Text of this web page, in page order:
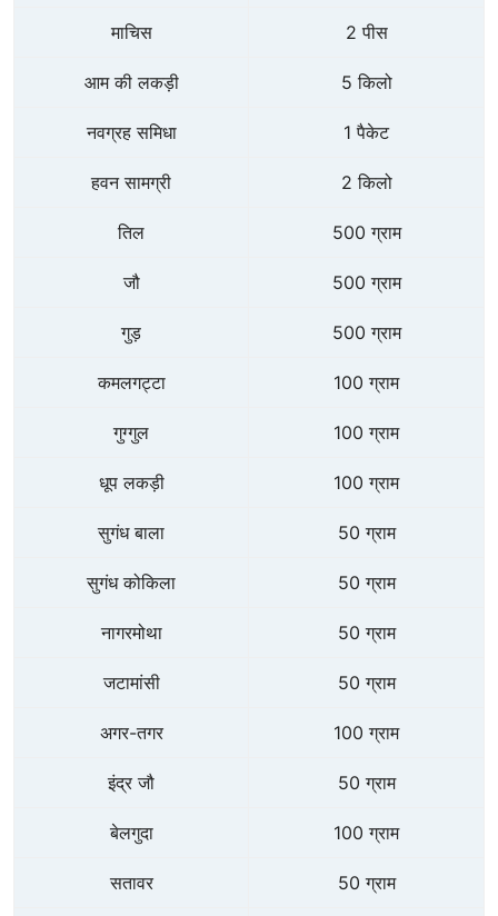
माचिस 2 पीस
आम की लकड़ी 5 किलो
नवग्रह समिधा 1 पैकेट
हवन सामग्री 2 किलो
तिल 500 ग्राम
जौ 500 ग्राम
गुड़ 500 ग्राम
कमलगट्टा 100 ग्राम
गुग्गुल 100 ग्राम
धूप लकड़ी 100 ग्राम
सुगंध बाला 50 ग्राम
सुगंध कोकिला 50 ग्राम
नागरमोथा 50 ग्राम
जटामांसी 50 ग्राम
अगर-तगर 100 ग्राम
इंद्र जौ 50 ग्राम
बेलगुदा 100 ग्राम
सतावर 50 ग्राम